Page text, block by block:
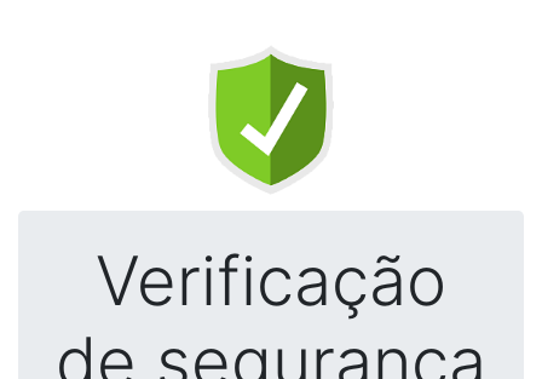
Verificação
de segurança